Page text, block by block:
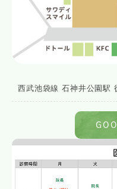
西武池袋線 石神井公園駅